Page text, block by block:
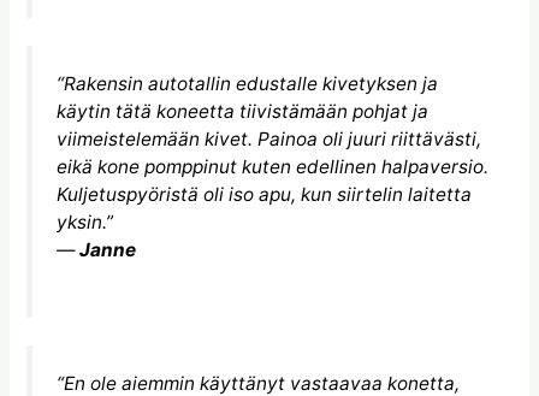
“Rakensin autotallin edustalle kivetyksen ja
käytin tätä koneetta tiivistämään pohjat ja
viimeistelemään kivet. Painoa oli juuri riittävästi,
eikä kone pomppinut kuten edellinen halpaversio.
Kuljetuspyöristä oli iso apu, kun siirtelin laitetta
yksin.”
—Janne
“En ole aiemmin käyttänyt vastaavaa konetta,